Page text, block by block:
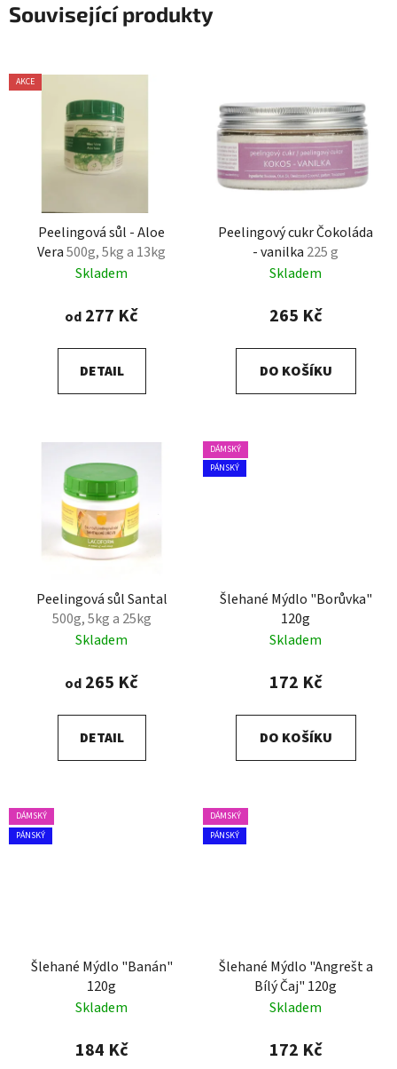
Související produkty
AKCE
Peelingová sůl - Aloe
Vera500g, 5kg a 13kg
Skladem
od 277 Kč
DETAIL
Peelingový cukr Čokoláda
- vanilka 225 g
Skladem
265 Kč
DO KOŠÍKU
Peelingová sůl Santal
500g, 5kg a 25kg
Skladem
od 265 Kč
DETAIL
DÁMSKÝ
PÁNSKÝ
Šlehané Mýdlo "Borůvka"
120g
Skladem
172 Kč
DO KOŠÍKU
DÁMSKÝ
PÁNSKÝ
Šlehané Mýdlo "Banán"
120g
Skladem
184 Kč
DÁMSKÝ
PÁNSKÝ
Šlehané Mýdlo "Angrešt a
Bílý Čaj" 120g
Skladem
172 Kč